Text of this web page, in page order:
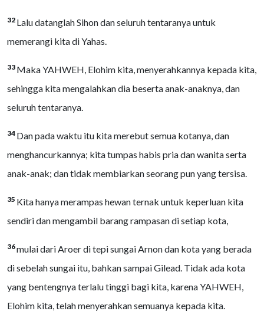
32 Lalu datanglah Sihon dan seluruh tentaranya untuk
memerangi kita di Yahas.
33 Maka YAHWEH, Elohim kita, menyerahkannya kepada kita,
sehingga kita mengalahkan dia beserta anak-anaknya, dan
seluruh tentaranya.
34 Dan pada waktu itu kita merebut semua kotanya, dan
menghancurkannya; kita tumpas habis pria dan wanita serta
anak-anak; dan tidak membiarkan seorang pun yang tersisa.
35 Kita hanya merampas hewan ternak untuk keperluan kita
sendiri dan mengambil barang rampasan di setiap kota,
36mulai dari Aroer di tepi sungai Arnon dan kota yang berada
di sebelah sungai itu, bahkan sampai Gilead. Tidak ada kota
yang bentengnya terlalu tinggi bagi kita, karena YAHWEH,
Elohim kita, telah menyerahkan semuanya kepada kita.